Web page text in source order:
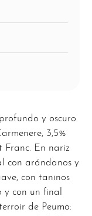
y oscuro
3,5%
Franc. En nariz
con arándanos y
con taninos
con un final
de Peumo: